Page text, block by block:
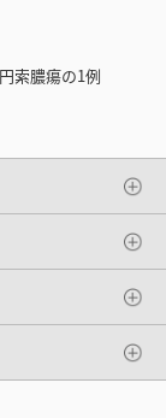
索膿瘍の1例